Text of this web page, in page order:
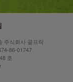
주식회사 골프락
86-01747
호